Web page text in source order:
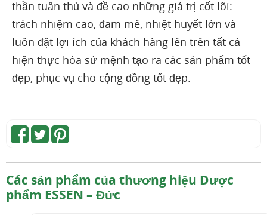
thần tuân thủ và đề cao những giá trị cốt lõi:
trách nhiệm cao, đam mê, nhiệt huyết lớn và
luôn đặt lợi ích của khách hàng lên trên tất cả
hiện thực hóa sứ mệnh tạo ra các sản phẩm tốt
đẹp, phục vụ cho cộng đồng tốt đẹp.
Các sản phẩm của thương hiệu Dược
phẩm ESSEN – Đức